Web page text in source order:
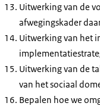
Uitwerking van de
afwegingskader
Uitwerking van het
Uitwerking van de
van het sociaal
Bepalen hoe we